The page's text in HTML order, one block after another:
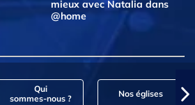
mieux avec Natalia dans
@home
Qui
sommes‑nous ?
Nos églises